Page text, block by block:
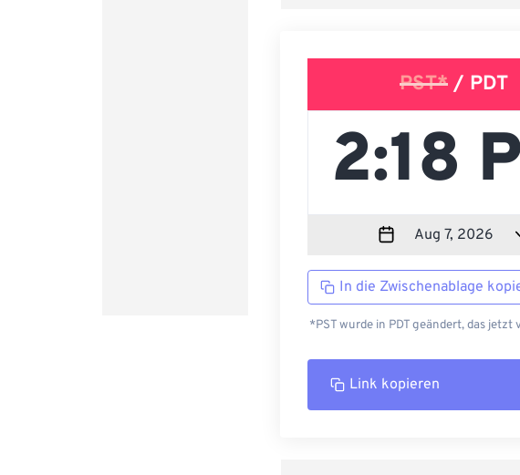
PST*/ PDT
In die Zwischenablage
*PST wurde in PDT geändert, das jetzt
Link kopieren